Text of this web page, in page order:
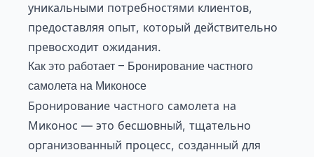
уникальными потребностями клиентов,
предоставляя опыт, который действительно
превосходит ожидания.
Как это работает – Бронирование частного
самолета на Миконосе
Бронирование частного самолета на
Миконос — это бесшовный, тщательно
организованный процесс, созданный для